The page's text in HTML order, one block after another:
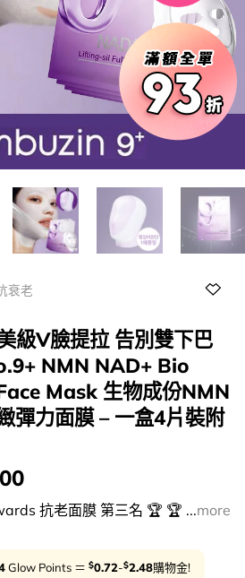
衰老
級V臉提拉 告別雙下巴
NMN NAD+ Bio
Mask 生物成份NMN
彈力面膜 – 一盒4片裝附
抗老面膜 第三名 🏆 🏆 ...more
Glow Points ＝ $0.72-$2.48購物金!